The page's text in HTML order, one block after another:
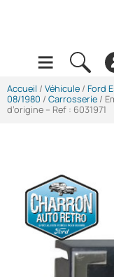
Accueil / Véhicule / Ford
08/1980 / Carrosserie /
d’origine – Ref : 6031971